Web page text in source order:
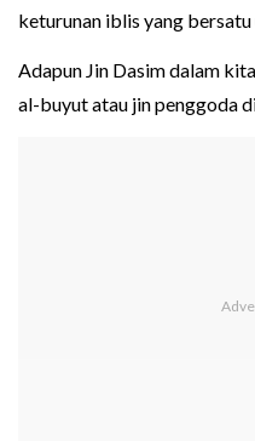
keturunan iblis yang
Adapun Jin Dasim dalam
al-buyut atau jin penggoda